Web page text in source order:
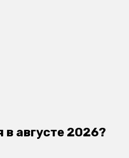
августе 2026?